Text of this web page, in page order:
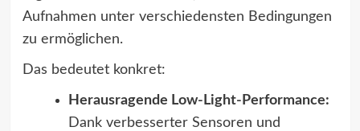
Aufnahmen unter verschiedensten Bedingungen
zu ermöglichen.
Das bedeutet konkret:
Herausragende Low-Light-Performance:
Dank verbesserter Sensoren und